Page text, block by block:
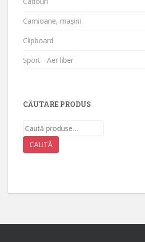
Camioane, mașini
Clipboard
Sport - Aer liber
CĂUTARE PRODUS
Caută
după:
CAUTĂ